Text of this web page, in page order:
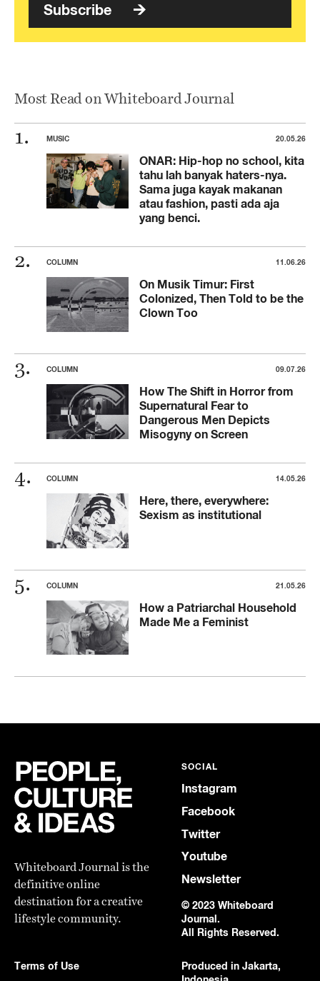
Subscribe
Most Read on Whiteboard Journal
MUSIC 20.05.26
ONAR: Hip-hop no school, kita
tahu lah banyak haters-nya.
Sama juga kayak makanan
atau fashion, pasti ada aja
yang benci.
COLUMN 11.06.26
On Musik Timur: First
Colonized, Then Told to be the
Clown Too
COLUMN 09.07.26
How The Shift in Horror from
Supernatural Fear to
Dangerous Men Depicts
Misogyny on Screen
COLUMN 14.05.26
Here, there, everywhere:
Sexism as institutional
COLUMN 21.05.26
How a Patriarchal Household
Made Me a Feminist
Whiteboard Journal is the
definitive online
destination for a creative
lifestyle community.
SOCIAL
Instagram
Facebook
Twitter
Youtube
Newsletter
© 2023 Whiteboard
Journal.
All Rights Reserved.
Terms of Use
Produced in Jakarta,